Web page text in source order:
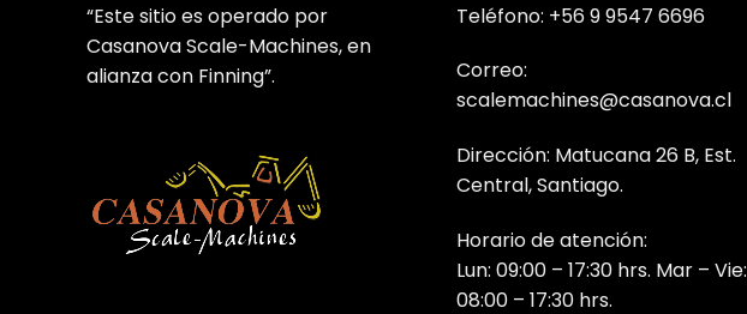
“Este sitio es operado por
Casanova Scale-Machines, en
alianza con Finning”.
Teléfono: +56 9 9547 6696
Correo:
scalemachines@casanova.cl
Dirección: Matucana 26 B, Est.
Central, Santiago.
Horario de atención:
Lun: 09:00 – 17:30 hrs. Mar – Vie:
08:00 – 17:30 hrs.